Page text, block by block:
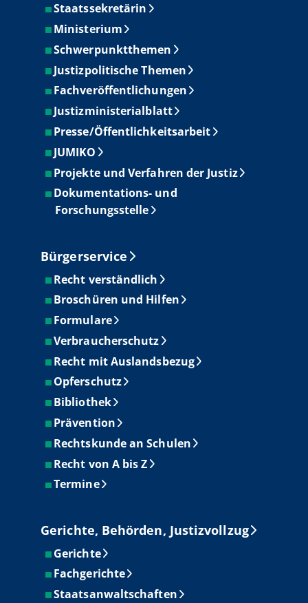
Staatssekretärin
Ministerium
Schwerpunktthemen
Justizpolitische Themen
Fachveröffentlichungen
Justizministerialblatt
Presse/Öffentlichkeitsarbeit
JUMIKO
Projekte und Verfahren der Justiz
Dokumentations- und
Forschungsstelle
Bürgerservice
Recht verständlich
Broschüren und Hilfen
Formulare
Verbraucherschutz
Recht mit Auslandsbezug
Opferschutz
Bibliothek
Prävention
Rechtskunde an Schulen
Recht von A bis Z
Termine
Gerichte, Behörden, Justizvollzug
Gerichte
Fachgerichte
Staatsanwaltschaften